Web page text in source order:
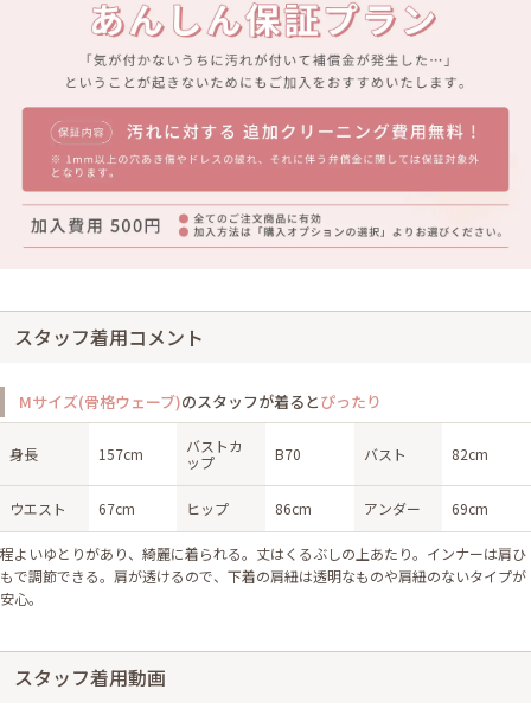
スタッフ着用コメント
Mサイズ(骨格ウェーブ)のスタッフが着るとぴったり
身長 157cm
バストカ
ップ
B70 バスト 82cm
ウエスト 67cm ヒップ 86cm アンダー 69cm
程よいゆとりがあり、綺麗に着られる。丈はくるぶしの上あたり。インナーは肩ひ
もで調節できる。肩が透けるので、下着の肩紐は透明なものや肩紐のないタイプが
安心。
スタッフ着用動画